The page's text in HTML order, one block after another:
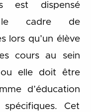
est dispensé
le cadre de
lors qu’un élève
cours au sein
ou elle doit être
d’éducation
Cet